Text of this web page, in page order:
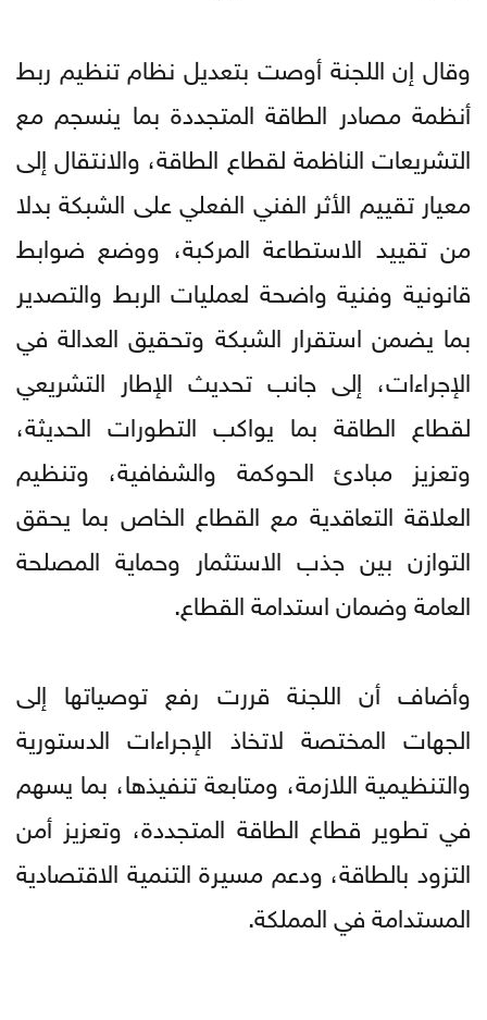
وقال إن اللجنة أوصت بتعديل نظام تنظيم ربط
أنظمة مصادر الطاقة المتجددة بما ينسجم مع
التشريعات الناظمة لقطاع الطاقة، والانتقال إلى
معيار تقييم الأثر الفني الفعلي على الشبكة بدلا
من تقييد الاستطاعة المركبة، ووضع ضوابط
قانونية وفنية واضحة لعمليات الربط والتصدير
بما يضمن استقرار الشبكة وتحقيق العدالة في
الإجراءات، إلى جانب تحديث الإطار التشريعي
لقطاع الطاقة بما يواكب التطورات الحديثة،
وتعزيز مبادئ الحوكمة والشفافية، وتنظيم
العلاقة التعاقدية مع القطاع الخاص بما يحقق
التوازن بين جذب الاستثمار وحماية المصلحة
العامة وضمان استدامة القطاع.
وأضاف أن اللجنة قررت رفع توصياتها إلى
الجهات المختصة لاتخاذ الإجراءات الدستورية
والتنظيمية اللازمة، ومتابعة تنفيذها، بما يسهم
في تطوير قطاع الطاقة المتجددة، وتعزيز أمن
التزود بالطاقة، ودعم مسيرة التنمية الاقتصادية
المستدامة في المملكة.